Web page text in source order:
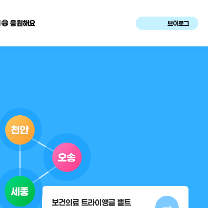
😄 응원해요 브이로그
보건의료 트라이앵글 밸트